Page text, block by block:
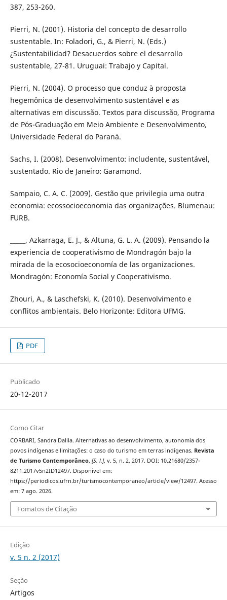
387, 253-260.
Pierri, N. (2001). Historia del concepto de desarrollo
sustentable. In: Foladori, G., & Pierri, N. (Eds.)
¿Sustentabilidad? Desacuerdos sobre el desarrollo
sustentable, 27-81. Uruguai: Trabajo y Capital.
Pierri, N. (2004). O processo que conduz à proposta
hegemônica de desenvolvimento sustentável e as
alternativas em discussão. Textos para discussão, Programa
de Pós-Graduação em Meio Ambiente e Desenvolvimento,
Universidade Federal do Paraná.
Sachs, I. (2008). Desenvolvimento: includente, sustentável,
sustentado. Rio de Janeiro: Garamond.
Sampaio, C. A. C. (2009). Gestão que privilegia uma outra
economia: ecossocioeconomia das organizações. Blumenau:
FURB.
_____, Azkarraga, E. J., & Altuna, G. L. A. (2009). Pensando la
experiencia de cooperativismo de Mondragón bajo la
mirada de la ecosocioeconomía de las organizaciones.
Mondragón: Economía Social y Cooperativismo.
Zhouri, A., & Laschefski, K. (2010). Desenvolvimento e
conflitos ambientais. Belo Horizonte: Editora UFMG.
PDF
Publicado
20-12-2017
Como Citar
CORBARI, Sandra Dalila. Alternativas ao desenvolvimento, autonomia dos
povos indígenas e limitações: o caso do turismo em terras indígenas. Revista
de Turismo Contemporâneo, [S. l.], v. 5, n. 2, 2017. DOI: 10.21680/2357-
8211.2017v5n2ID12497. Disponível em:
https://periodicos.ufrn.br/turismocontemporaneo/article/view/12497. Acesso
em: 7 ago. 2026.
Fomatos de Citação
Edição
v. 5 n. 2 (2017)
Seção
Artigos